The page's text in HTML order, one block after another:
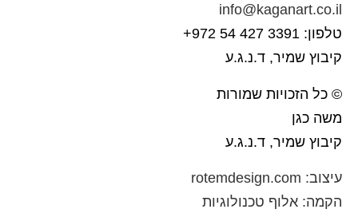
info@kaganart.co.il
טלפון: 3391 427 54 972+
קיבוץ שמיר, ד.נ.ג.ע
© כל הזכויות שמורות
משה כגן
קיבוץ שמיר, ד.נ.ג.ע
עיצוב: rotemdesign.com
הקמה: אלוף טכנולוגיות